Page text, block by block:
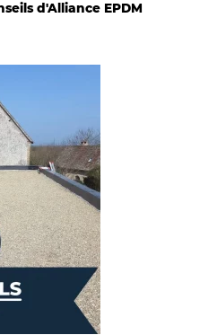
d'Alliance EPDM